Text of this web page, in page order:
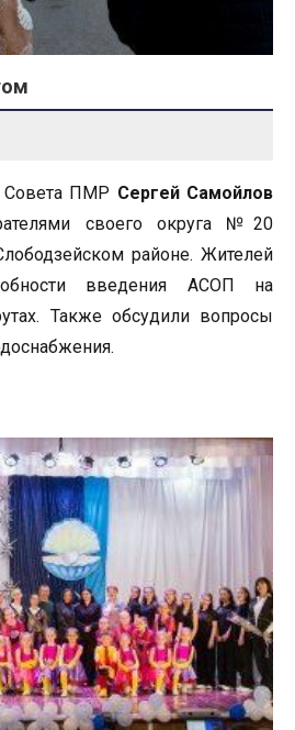
Совета ПМР Сергей Самойлов
своего округа №20
районе. Жителей
введения АСОП на
Также обсудили вопросы